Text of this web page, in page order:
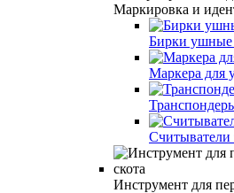
Маркировка и
Бирки
Маркера для
Считыватели
Инструмент для